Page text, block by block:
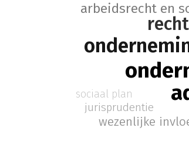
arbeidsrecht en
wezenlijke
jurisprudentie
sociaal plan